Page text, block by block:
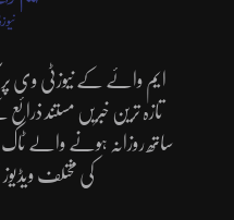
ایم وائے کے نیوزٹی وی پر
تازہ ترین خبریں مستند
ساتھ روزانہ ہونے والے
کی مختلف